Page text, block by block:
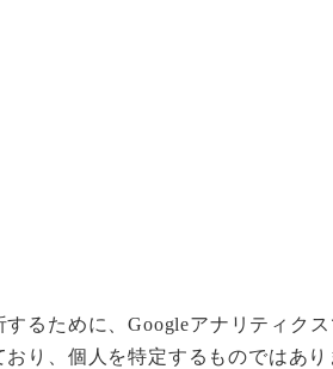
るために、Googleアナリティク
り、個人を特定するものではあり